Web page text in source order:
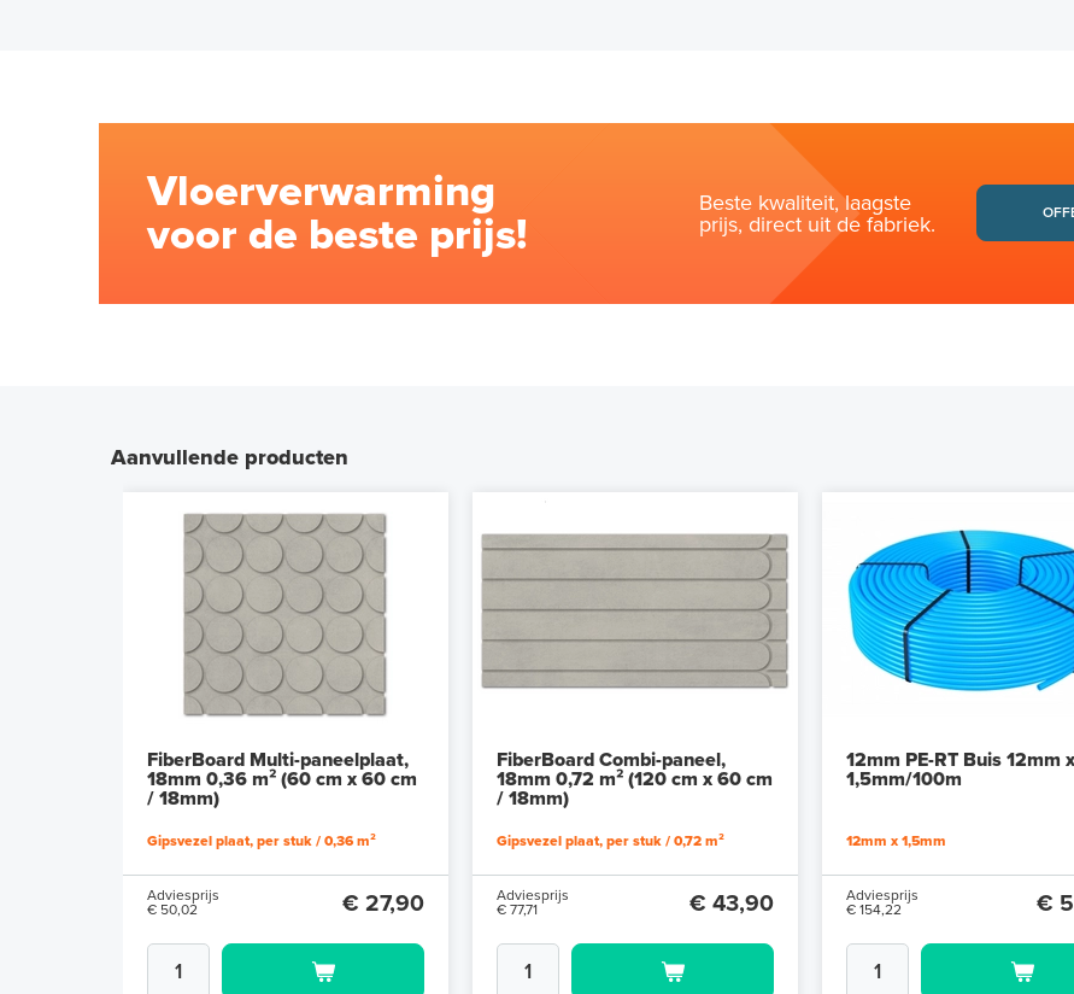
Vloerverwarming
voor de beste prijs!
Beste kwaliteit, laagste
prijs, direct uit de fabriek.
Aanvullende producten
FiberBoard Multi-paneelplaat,
18mm 0,36 m² (60 cm x 60 cm
/ 18mm)
Gipsvezel plaat, per stuk / 0,36 m²
Adviesprijs
€ 50,02
€ 27,90
FiberBoard Combi-paneel,
18mm 0,72 m² (120 cm x 60 cm
/ 18mm)
Gipsvezel plaat, per stuk / 0,72 m²
Adviesprijs
€ 77,71
€ 43,90
12mm PE-RT Buis 12mm x
1,5mm/100m
12mm x 1,5mm
Adviesprijs
€ 154,22
€